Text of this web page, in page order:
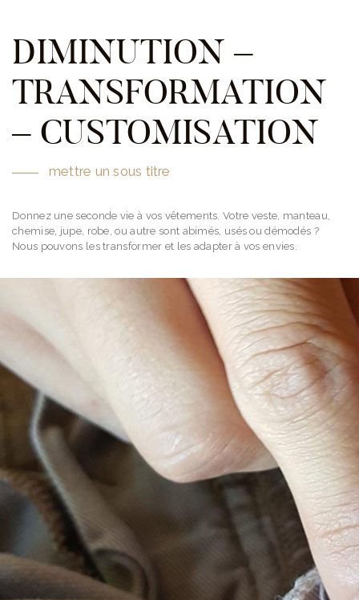
DIMINUTION –
TRANSFORMATION
– CUSTOMISATION
mettre un sous titre
Donnez une seconde vie à vos vêtements. Votre veste, manteau,
chemise, jupe, robe, ou autre sont abimés, usés ou démodés ?
Nous pouvons les transformer et les adapter à vos envies.